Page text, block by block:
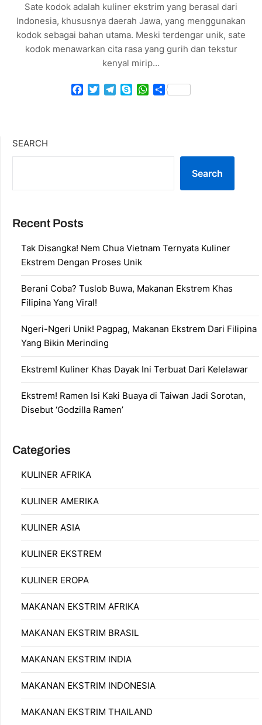
Sate kodok adalah kuliner ekstrim yang berasal dari
Indonesia, khususnya daerah Jawa, yang menggunakan
kodok sebagai bahan utama. Meski terdengar unik, sate
kodok menawarkan cita rasa yang gurih dan tekstur
kenyal mirip…
Facebook
TwitterTelegram
SkypeWhatsApp
Share
SEARCH
Search
Recent Posts
Tak Disangka! Nem Chua Vietnam Ternyata Kuliner
Ekstrem Dengan Proses Unik
Berani Coba? Tuslob Buwa, Makanan Ekstrem Khas
Filipina Yang Viral!
Ngeri-Ngeri Unik! Pagpag, Makanan Ekstrem Dari Filipina
Yang Bikin Merinding
Ekstrem! Kuliner Khas Dayak Ini Terbuat Dari Kelelawar
Ekstrem! Ramen Isi Kaki Buaya di Taiwan Jadi Sorotan,
Disebut ‘Godzilla Ramen’
Categories
KULINER AFRIKA
KULINER AMERIKA
KULINER ASIA
KULINER EKSTREM
KULINER EROPA
MAKANAN EKSTRIM AFRIKA
MAKANAN EKSTRIM BRASIL
MAKANAN EKSTRIM INDIA
MAKANAN EKSTRIM INDONESIA
MAKANAN EKSTRIM THAILAND